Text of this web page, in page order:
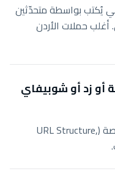
يُكتب بواسطة متحدّثين
حملات الأردن
أو زد أو شوبيفاي
نعم. نعرف خصوصيات السيو في كل منصة (URL Structure,